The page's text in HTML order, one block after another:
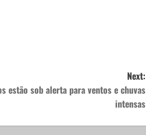
Next:
estão sob alerta para ventos e chuvas
intensas